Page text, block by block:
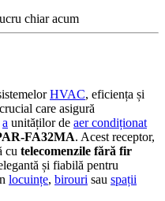
chiar acum
HVAC, eficiența și
care asigură
a unităților de aer condiționat
FA32MA. Acest receptor,
cu telecomenzile fără fir
și fiabilă pentru
locuințe, birouri sau spații